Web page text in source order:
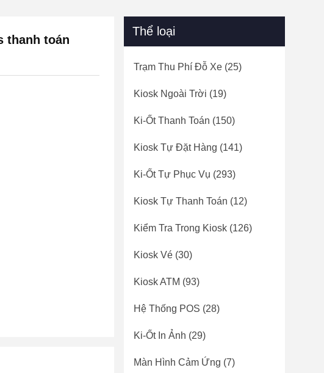
thanh toán
Thể loại
Trạm Thu Phí Đỗ Xe (25)
Kiosk Ngoài Trời (19)
Ki-Ốt Thanh Toán (150)
Kiosk Tự Đặt Hàng (141)
Ki-Ốt Tự Phục Vụ (293)
Kiosk Tự Thanh Toán (12)
Kiểm Tra Trong Kiosk (126)
Kiosk Vé (30)
Kiosk ATM (93)
Hệ Thống POS (28)
Ki-Ốt In Ảnh (29)
Màn Hình Cảm Ứng (7)